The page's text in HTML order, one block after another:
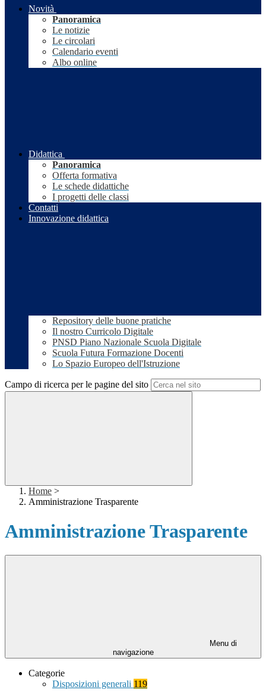
Novità
Panoramica
Le notizie
Le circolari
Calendario eventi
Albo online
Didattica
Panoramica
Offerta formativa
Le schede didattiche
I progetti delle classi
Contatti
Innovazione didattica
Repository delle buone pratiche
Il nostro Curricolo Digitale
PNSD Piano Nazionale Scuola Digitale
Scuola Futura Formazione Docenti
Lo Spazio Europeo dell'Istruzione
Campo di ricerca per le pagine del sito
Home >
Amministrazione Trasparente
Amministrazione Trasparente
Menu di
navigazione
Categorie
Disposizioni generali 119